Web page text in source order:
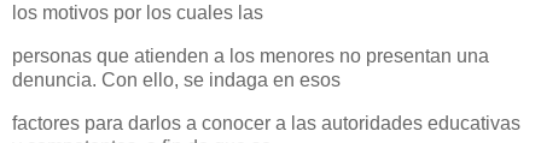
los motivos por los cuales las
personas que atienden a los menores no presentan una
denuncia. Con ello, se indaga en esos
factores para darlos a conocer a las autoridades educativas